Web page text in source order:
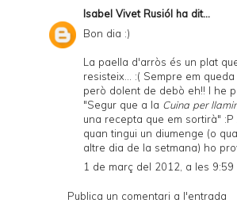
Isabel Vivet Rusiól ha dit...
Bon dia :)
La paella d'arròs és un plat
resisteix... :( Sempre em queda
però dolent de debò eh!! I he
"Segur que a la Cuina per
una recepta que em sortirà" :P
quan tingui un diumenge (o
altre dia de la setmana) ho
1 de març del 2012, a les 9:59
Publica un comentari a l'entrada